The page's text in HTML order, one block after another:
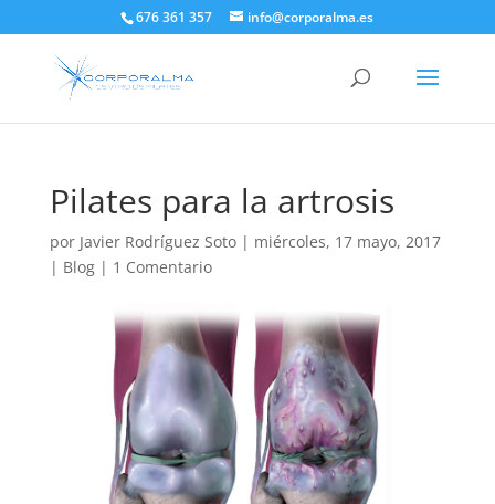
676 361 357 info@corporalma.es
Pilates para la artrosis
por Javier Rodríguez Soto| miércoles, 17 mayo, 2017
| Blog| 1 Comentario